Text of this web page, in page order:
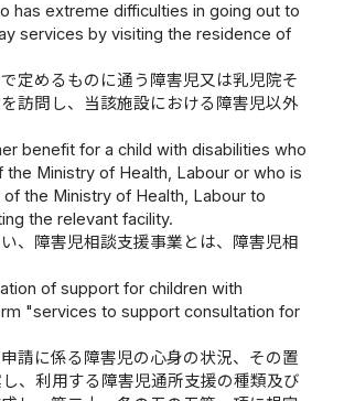
has extreme difficulties in going out to
services by visiting the residence of
定めるものに通う障害児又は乳児院そ
訪問し、当該施設における障害児以外
benefit for a child with disabilities who
Ministry of Health, Labour or who is
the Ministry of Health, Labour to
the relevant facility.
、障害児相談支援事業とは、障害児相
of support for children with
"services to support consultation for
請に係る障害児の心身の状況、その置
、利用する障害児通所支援の種類及び